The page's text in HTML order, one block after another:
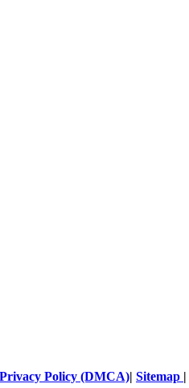
Privacy Policy (DMCA)| Sitemap |